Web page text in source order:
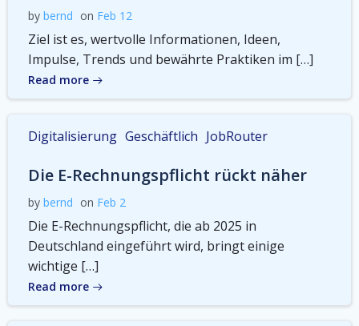
by bernd on Feb 12
Ziel ist es, wertvolle Informationen, Ideen,
Impulse, Trends und bewährte Praktiken im […]
Read more
Digitalisierung Geschäftlich JobRouter
Die E-Rechnungspflicht rückt näher
by bernd on Feb 2
Die E-Rechnungspflicht, die ab 2025 in
Deutschland eingeführt wird, bringt einige
wichtige […]
Read more